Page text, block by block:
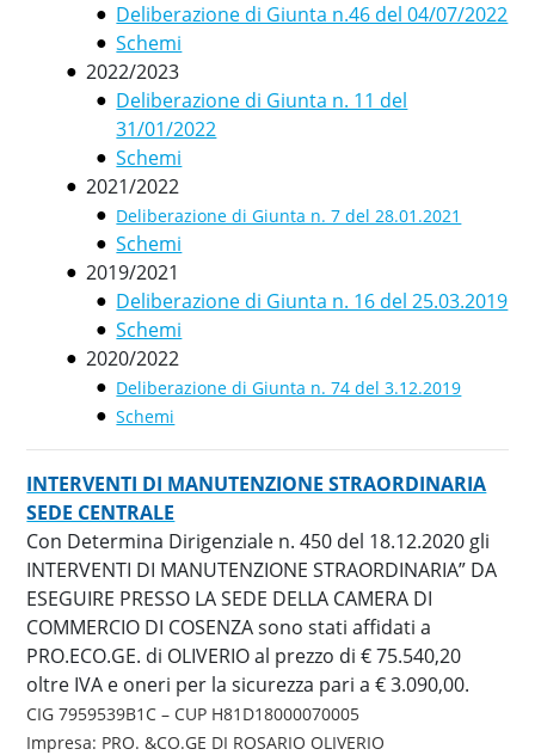
Deliberazione di Giunta n.46 del 04/07/2022
Schemi
2022/2023
Deliberazione di Giunta n. 11 del
31/01/2022
Schemi
2021/2022
Deliberazione di Giunta n. 7 del 28.01.2021
Schemi
2019/2021
Deliberazione di Giunta n. 16 del 25.03.2019
Schemi
2020/2022
Deliberazione di Giunta n. 74 del 3.12.2019
Schemi
INTERVENTI DI MANUTENZIONE STRAORDINARIA
SEDE CENTRALE
Con Determina Dirigenziale n. 450 del 18.12.2020 gli
INTERVENTI DI MANUTENZIONE STRAORDINARIA” DA
ESEGUIRE PRESSO LA SEDE DELLA CAMERA DI
COMMERCIO DI COSENZA sono stati affidati a
PRO.ECO.GE. di OLIVERIO al prezzo di € 75.540,20
oltre IVA e oneri per la sicurezza pari a € 3.090,00.
CIG 7959539B1C – CUP H81D18000070005
Impresa: PRO. &CO.GE DI ROSARIO OLIVERIO